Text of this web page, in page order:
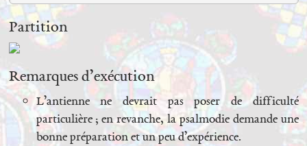
Partition
Remarques d’exécution
L’antienne ne devrait pas poser de difficulté
particulière ; en revanche, la psalmodie demande une
bonne préparation et un peu d’expérience.